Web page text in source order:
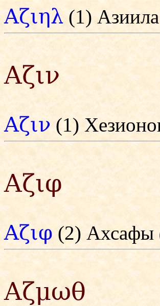
Αζιηλ(1) Азиила
Αζιν
Αζιν (1)
Αζιφ
Αζιφ (2) Ахсафы
Αζμωθ